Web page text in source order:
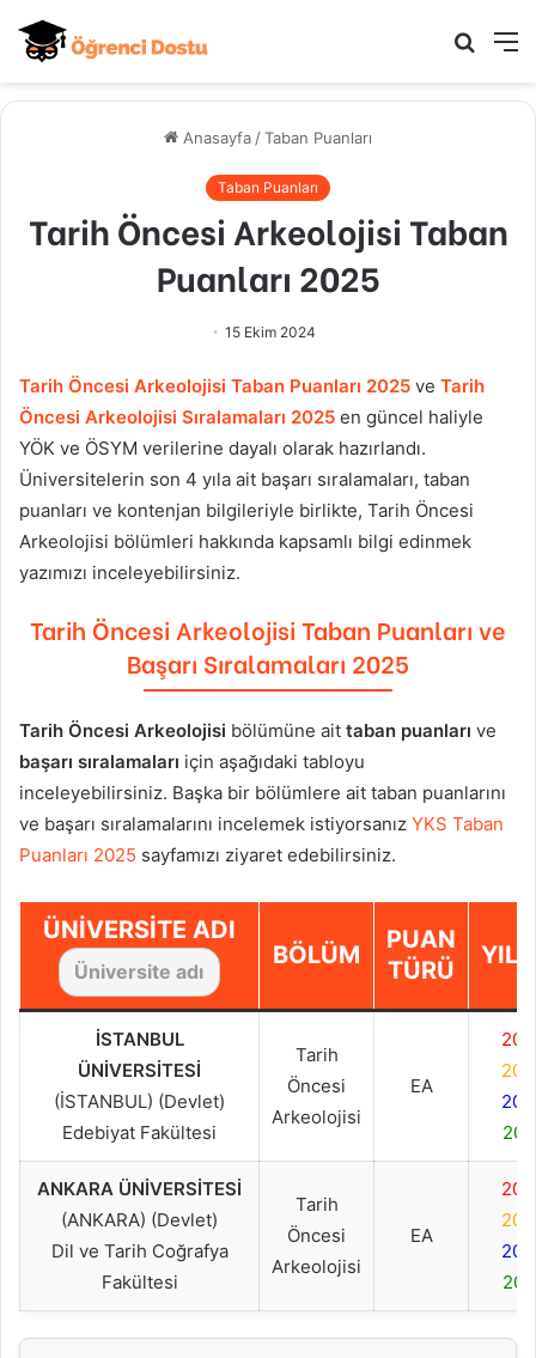
Arama
Anasayfa /Taban Puanları
Taban Puanları
Tarih Öncesi Arkeolojisi Taban
Puanları 2025
15 Ekim 2024
Tarih Öncesi Arkeolojisi Taban Puanları 2025 ve Tarih
Öncesi Arkeolojisi Sıralamaları 2025 en güncel haliyle
YÖK ve ÖSYM verilerine dayalı olarak hazırlandı.
Üniversitelerin son 4 yıla ait başarı sıralamaları, taban
puanları ve kontenjan bilgileriyle birlikte, Tarih Öncesi
Arkeolojisi bölümleri hakkında kapsamlı bilgi edinmek
yazımızı inceleyebilirsiniz.
Tarih Öncesi Arkeolojisi Taban Puanları ve
Başarı Sıralamaları 2025
Tarih Öncesi Arkeolojisi bölümüne ait taban puanları ve
başarı sıralamaları için aşağıdaki tabloyu
inceleyebilirsiniz. Başka bir bölümlere ait taban puanlarını
ve başarı sıralamalarını incelemek istiyorsanız YKS Taban
Puanları 2025 sayfamızı ziyaret edebilirsiniz.
ÜNIVERSITE ADI
BÖLÜM
PUAN
TÜRÜ
İSTANBUL
ÜNİVERSİTESİ
(İSTANBUL) (Devlet)
Edebiyat Fakültesi
Tarih
Öncesi
Arkeolojisi
EA
ANKARA ÜNİVERSİTESİ
(ANKARA) (Devlet)
Dil ve Tarih Coğrafya
Fakültesi
Tarih
Öncesi
Arkeolojisi
EA